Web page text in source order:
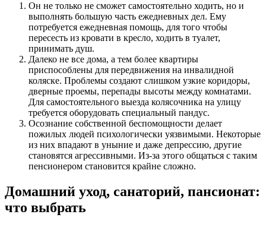
Он не только не сможет самостоятельно ходить, но и
выполнять большую часть ежедневных дел. Ему
потребуется ежедневная помощь, для того чтобы
пересесть из кровати в кресло, ходить в туалет,
принимать душ.
Далеко не все дома, а тем более квартиры
приспособлены для передвижения на инвалидной
коляске. Проблемы создают слишком узкие коридоры,
дверные проемы, перепады высоты между комнатами.
Для самостоятельного выезда колясочника на улицу
требуется оборудовать специальный пандус.
Осознание собственной беспомощности делает
пожилых людей психологически уязвимыми. Некоторые
из них впадают в уныние и даже депрессию, другие
становятся агрессивными. Из-за этого общаться с таким
пенсионером становится крайне сложно.
Домашний уход, санаторий, пансионат:
что выбрать